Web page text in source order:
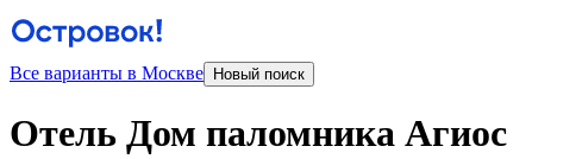
Все варианты в Москве Новый поиск
Отель Дом паломника Агиос